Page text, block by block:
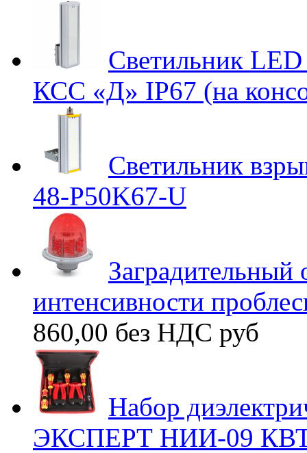
Светильник
КСС «Д» IP67 (на
Светильник
48-P50K67-U
интенсивности
860,00 без НДС руб
Набор
ЭКСПЕРТ НИИ-09 КВТ